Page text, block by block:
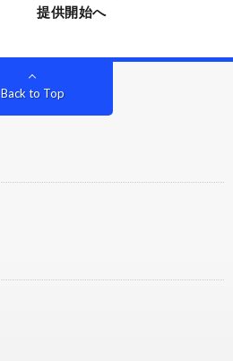
提供開始へ
Back to Top